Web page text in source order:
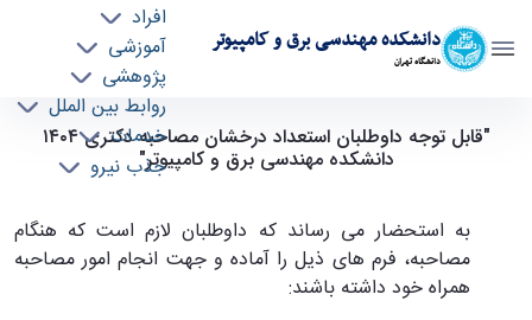
دانشکده مهندسی برق و کامپیوتر
دانشگاه تهران
افراد
آموزشی
پژوهشی
روابط بین الملل
خدمات
جذب نیرو
قابل توجه داوطلبان استعداد درخشان مصاحبه
دکتری ١٤٠٤ دانشکده مهندسی برق و کامپیوتر -
"قابل توجه داوطلبان استعداد درخشان مصاحبه دکتری ١٤٠٤
دانشکده مهندسی برق و کامپیوتر"
به استحضار می رساند که داوطلبان لازم است که هنگام
مصاحبه، فرم های ذیل را آماده و جهت انجام امور مصاحبه
همراه خود داشته باشند: